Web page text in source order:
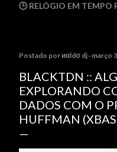
🕒 RELÓGIO EM TEMPO
Postado por иαldσ dj março
BLACKTDN ::
EXPLORANDO
DADOS COM O
HUFFMAN